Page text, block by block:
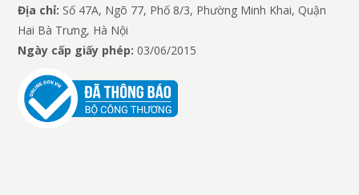
Địa chỉ: Số 47A, Ngõ 77, Phố 8/3, Phường Minh Khai, Quận
Hai Bà Trưng, Hà Nội
Ngày cấp giấy phép: 03/06/2015